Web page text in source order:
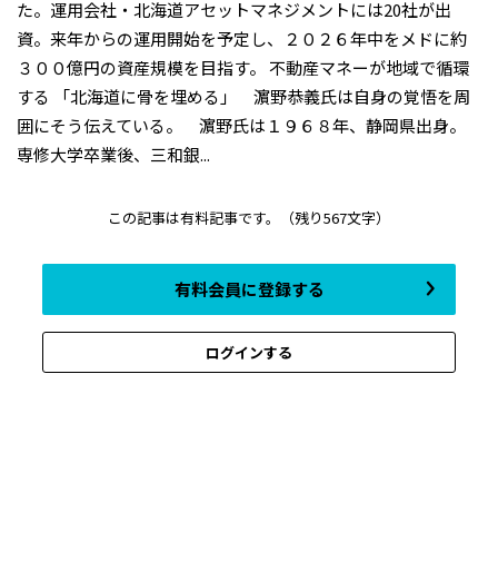
た。運用会社・北海道アセットマネジメントには20社が出
資。来年からの運用開始を予定し、２０２６年中をメドに約
３００億円の資産規模を目指す。 不動産マネーが地域で循環
する 「北海道に骨を埋める」 濵野恭義氏は自身の覚悟を周
囲にそう伝えている。 濵野氏は１９６８年、静岡県出身。
専修大学卒業後、三和銀...
この記事は有料記事です。 （残り567文字）
有料会員に登録する
ログインする